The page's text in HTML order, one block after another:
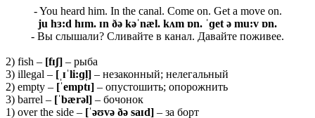
- You heard him. In the canal. Come on. Get a move on.
ju hɜ:d hɪm. ɪn ðə kəˈnæl. kʌm ɒn. ˈɡet ə mu:v ɒn.
- Вы слышали? Сливайте в канал. Давайте поживее.
2) fish – [fɪʃ] – рыба
3) illegal – [ˌɪˈli:ɡl̩] – незаконный; нелегальный
2) empty – [ˈemptɪ] – опустошить; опорожнить
3) barrel – [ˈbærəl] – бочонок
1) over the side – [ˈəʊvə ðə saɪd] – за борт